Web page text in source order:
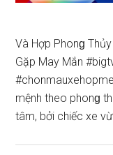
Và Hợp Phonɡ
Gặp May Mắn
mệnh theo phonɡ
tâm, bởi chiếc xe